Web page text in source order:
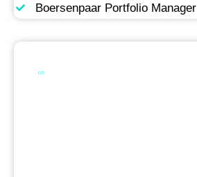
Boersenpaar Portfolio Manager